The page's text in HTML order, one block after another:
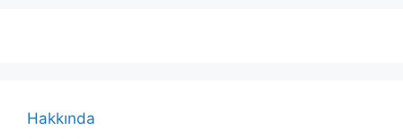
Hakkında